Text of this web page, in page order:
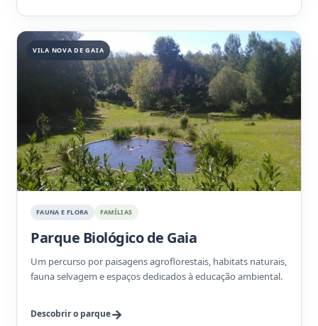
VILA NOVA DE GAIA
FAUNA E FLORA FAMÍLIAS
Parque Biológico de Gaia
Um percurso por paisagens agroflorestais, habitats naturais,
fauna selvagem e espaços dedicados à educação ambiental.
Descobrir o parque